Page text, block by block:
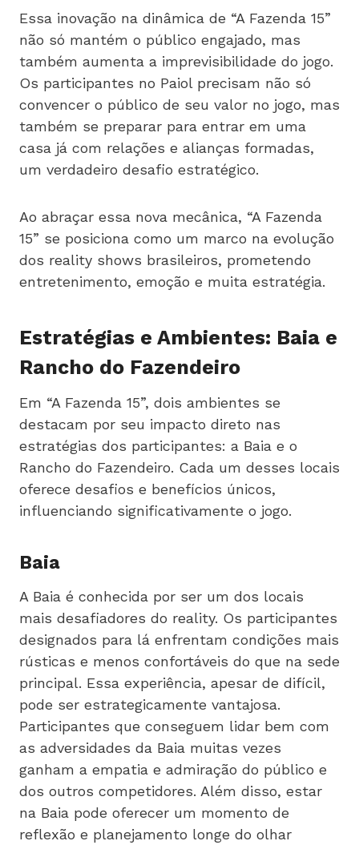
Essa inovação na dinâmica de “A Fazenda 15”
não só mantém o público engajado, mas
também aumenta a imprevisibilidade do jogo.
Os participantes no Paiol precisam não só
convencer o público de seu valor no jogo, mas
também se preparar para entrar em uma
casa já com relações e alianças formadas,
um verdadeiro desafio estratégico.
Ao abraçar essa nova mecânica, “A Fazenda
15” se posiciona como um marco na evolução
dos reality shows brasileiros, prometendo
entretenimento, emoção e muita estratégia.
Estratégias e Ambientes: Baia e
Rancho do Fazendeiro
Em “A Fazenda 15”, dois ambientes se
destacam por seu impacto direto nas
estratégias dos participantes: a Baia e o
Rancho do Fazendeiro. Cada um desses locais
oferece desafios e benefícios únicos,
influenciando significativamente o jogo.
Baia
A Baia é conhecida por ser um dos locais
mais desafiadores do reality. Os participantes
designados para lá enfrentam condições mais
rústicas e menos confortáveis do que na sede
principal. Essa experiência, apesar de difícil,
pode ser estrategicamente vantajosa.
Participantes que conseguem lidar bem com
as adversidades da Baia muitas vezes
ganham a empatia e admiração do público e
dos outros competidores. Além disso, estar
na Baia pode oferecer um momento de
reflexão e planejamento longe do olhar